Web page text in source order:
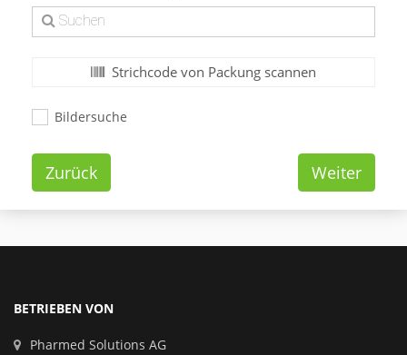
Strichcode von Packung scannen
Bildersuche
Zurück Weiter
BETRIEBEN VON
Pharmed Solutions AG